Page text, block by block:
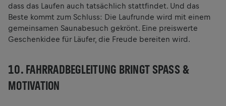
dass das Laufen auch tatsächlich stattfindet. Und das
Beste kommt zum Schluss: Die Laufrunde wird mit einem
gemeinsamen Saunabesuch gekrönt. Eine preiswerte
Geschenkidee für Läufer, die Freude bereiten wird.
10. FAHRRADBEGLEITUNG BRINGT SPASS & M
OTIVATION